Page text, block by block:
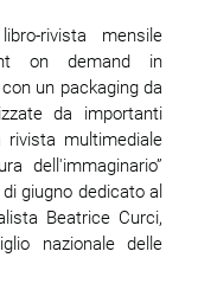
rivista mensile
on demand in
un packaging da
da importanti
multimediale
dell'immaginario”
giugno dedicato al
Beatrice Curci,
nazionale delle